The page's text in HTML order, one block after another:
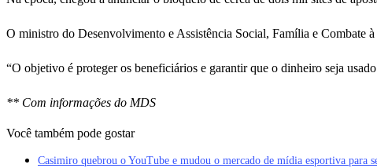
O ministro do Desenvolvimento e Assistência Social, Família e Combate
“O objetivo é proteger os beneficiários e garantir que o dinheiro seja
** Com informações do MDS
Você também pode gostar
Casimiro quebrou o YouTube e mudou o mercado de mídia esportiva para